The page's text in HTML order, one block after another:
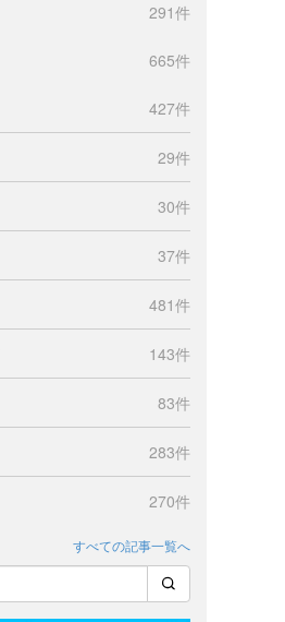
291件
665件
427件
29件
30件
37件
481件
143件
83件
283件
270件
すべての記事一覧へ